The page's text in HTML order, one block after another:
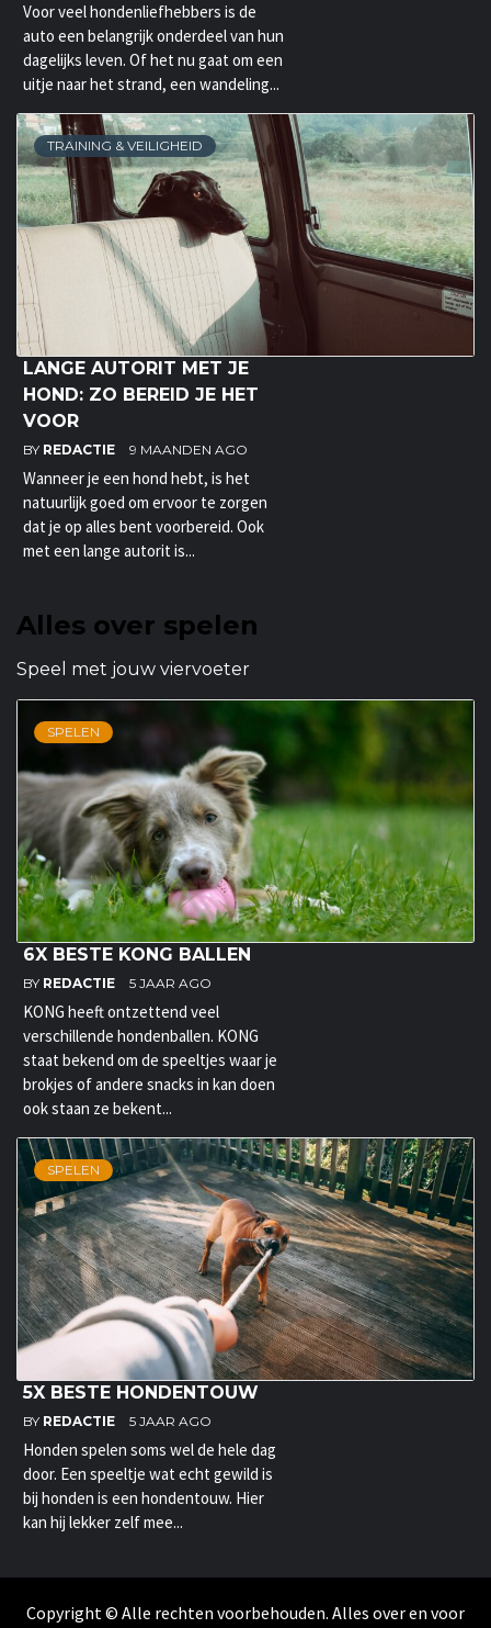
Voor veel hondenliefhebbers is de
auto een belangrijk onderdeel van hun
dagelijks leven. Of het nu gaat om een
uitje naar het strand, een wandeling...
TRAINING & VEILIGHEID
LANGE AUTORIT MET JE
HOND: ZO BEREID JE HET
VOOR
BY REDACTIE 9 MAANDEN AGO
Wanneer je een hond hebt, is het
natuurlijk goed om ervoor te zorgen
dat je op alles bent voorbereid. Ook
met een lange autorit is...
Alles over spelen
Speel met jouw viervoeter
SPELEN
6X BESTE KONG BALLEN
BY REDACTIE 5 JAAR AGO
KONG heeft ontzettend veel
verschillende hondenballen. KONG
staat bekend om de speeltjes waar je
brokjes of andere snacks in kan doen
ook staan ze bekent...
SPELEN
5X BESTE HONDENTOUW
BY REDACTIE 5 JAAR AGO
Honden spelen soms wel de hele dag
door. Een speeltje wat echt gewild is
bij honden is een hondentouw. Hier
kan hij lekker zelf mee...
Copyright © Alle rechten voorbehouden. Alles over en voor